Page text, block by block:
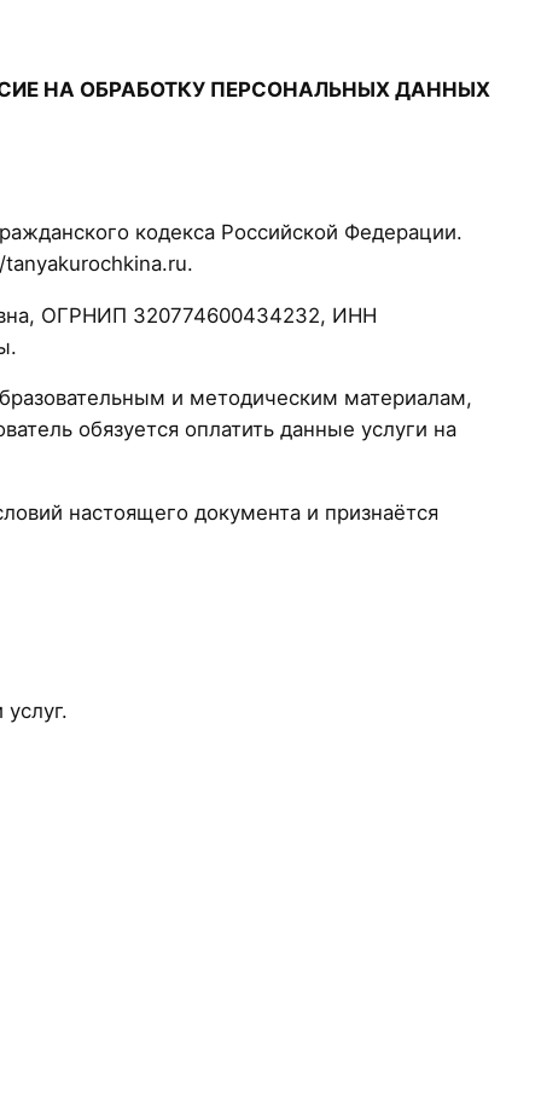
НА ОБРАБОТКУ ПЕРСОНАЛЬНЫХ ДАННЫХ
кодекса Российской Федерации.
ОГРНИП 320774600434232, ИНН
и методическим материалам,
обязуется оплатить данные услуги на
настоящего документа и признаётся